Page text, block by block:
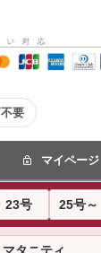
要
マイページ
23号 25号～